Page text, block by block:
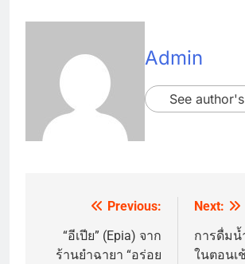
Admin
See
navigation
Previous:
“อีเปีย” (Epia) จาก
ร้านยำฉายา “อร่อย
Next:
การดื่ม
ในตอนเ